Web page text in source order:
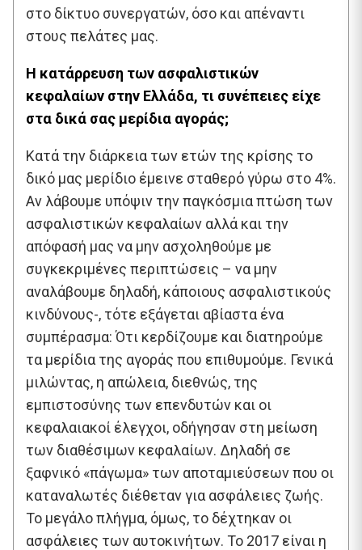
στο δίκτυο συνεργατών, όσο και απέναντι
στους πελάτες μας.
Η κατάρρευση των ασφαλιστικών
κεφαλαίων στην Ελλάδα, τι συνέπειες είχε
στα δικά σας μερίδια αγοράς;
Κατά την διάρκεια των ετών της κρίσης το
δικό μας μερίδιο έμεινε σταθερό γύρω στο 4%.
Αν λάβουμε υπόψιν την παγκόσμια πτώση των
ασφαλιστικών κεφαλαίων αλλά και την
απόφασή μας να μην ασχοληθούμε με
συγκεκριμένες περιπτώσεις – να μην
αναλάβουμε δηλαδή, κάποιους ασφαλιστικούς
κινδύνους-, τότε εξάγεται αβίαστα ένα
συμπέρασμα: Ότι κερδίζουμε και διατηρούμε
τα μερίδια της αγοράς που επιθυμούμε. Γενικά
μιλώντας, η απώλεια, διεθνώς, της
εμπιστοσύνης των επενδυτών και οι
κεφαλαιακοί έλεγχοι, οδήγησαν στη μείωση
των διαθέσιμων κεφαλαίων. Δηλαδή σε
ξαφνικό «πάγωμα» των αποταμιεύσεων που οι
καταναλωτές διέθεταν για ασφάλειες ζωής.
Το μεγάλο πλήγμα, όμως, το δέχτηκαν οι
ασφάλειες των αυτοκινήτων. Το 2017 είναι η